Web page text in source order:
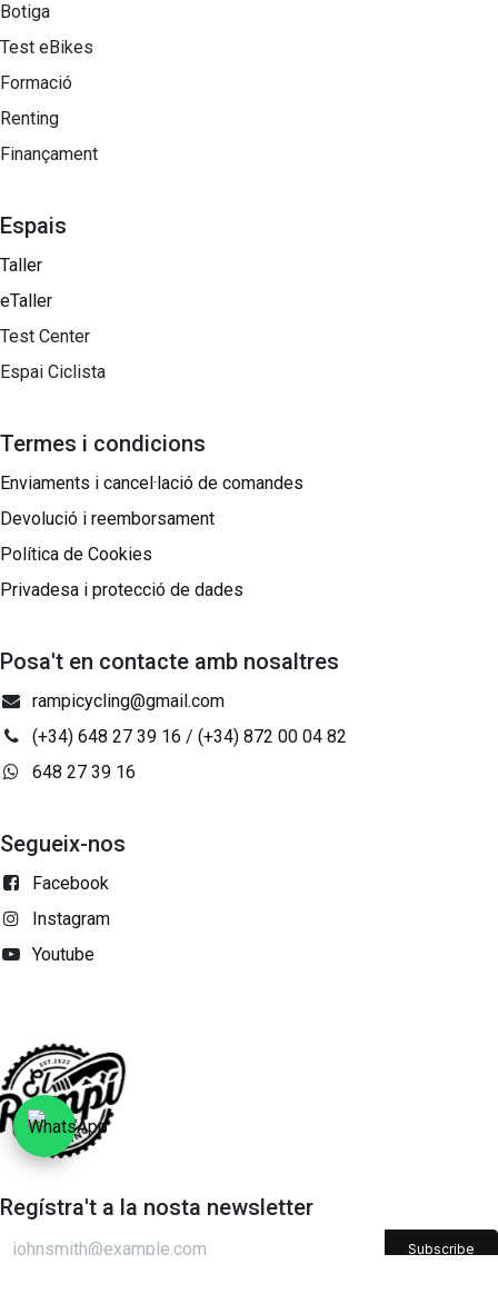
Botiga
Test eBikes
Formació
Renting
Finançament
Espais
Taller
eTaller
Test Center
Espai Ciclista
Termes i condicions
Enviaments i cancel·lació de comandes
Devolució i reemborsament
Política de Cookies
Privadesa i protecció de dades
Posa't en contacte amb nosaltres
rampicycling@gmail.com
(+34) 648 27 39 16 / (+34) 872 00 04 82
648 27 39 16
Segueix-nos
Facebook
Instagram
Youtube
Regístra't a la nosta newsletter
Subscribe